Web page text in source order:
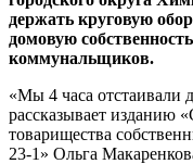
держать круговую
домовую
коммунальщиков.
«Мы 4 часа отстаивали
рассказывает изданию
товарищества
23-1» Ольга